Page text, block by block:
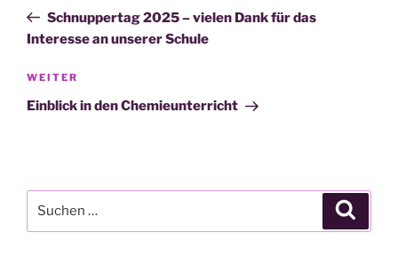
Beitrag
Schnuppertag 2025 – vielen Dank für das
Interesse an unserer Schule
Nächster
Beitrag
WEITER
Einblick in den Chemieunterricht
nach: